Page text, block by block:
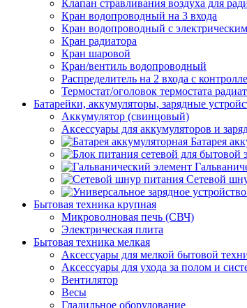
Клапан стравливания воздуха для
Кран водопроводный на 3 входа
Кран водопроводный с
Кран радиатора
Кран шаровой
Кран/вентиль водопроводный
Распределитель на 2 входа с
Термостат/оголовок термостата
Батарейки, аккумуляторы, зарядные
Аккумулятор (свинцовый)
Аксессуары для аккумуляторов и
Батарея
Сетевой
Бытовая техника крупная
Микроволновая печь (СВЧ)
Электрическая плита
Бытовая техника мелкая
Аксессуары для мелкой бытовой
Аксессуары для ухода за полом и
Вентилятор
Весы
Гладильное оборудование